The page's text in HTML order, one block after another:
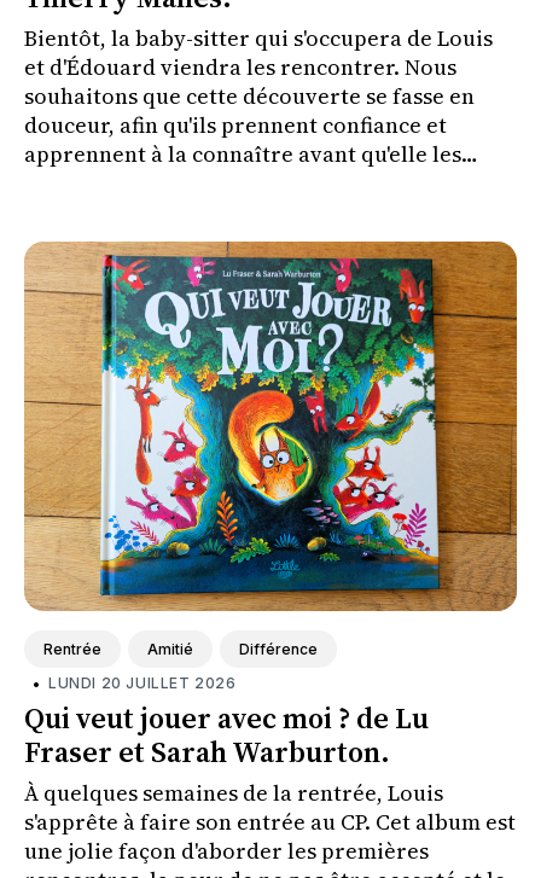
Bientôt, la baby-sitter qui s'occupera de Louis
et d'Édouard viendra les rencontrer. Nous
souhaitons que cette découverte se fasse en
douceur, afin qu'ils prennent confiance et
apprennent à la connaître avant qu'elle les
Rentrée Amitié Différence
• LUNDI 20 JUILLET 2026
Qui veut jouer avec moi ? de Lu
Fraser et Sarah Warburton.
À quelques semaines de la rentrée, Louis
s'apprête à faire son entrée au CP. Cet album est
une jolie façon d'aborder les premières